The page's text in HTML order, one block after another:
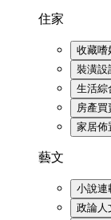
住家
收藏嗜
裝潢設
生活綜
房產買
家居佈
藝文
小說連
政論人